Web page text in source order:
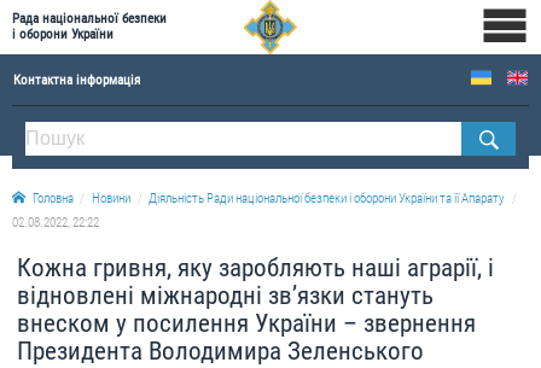
Рада національної безпеки
і оборони України
Контактна інформація
ПРО РНБОУ
Склад Ради національної безпеки і оборони України
Апарат Ради національної безпеки і оборони України
Історична довідка про діяльність Ради національної безпеки і оборони України
ОФІЦІЙНІ ДОКУМЕНТИ
Головна Новини
Діяльність Ради національної безпеки і оборони України та її Апарату
02.08.2022, 22:22
Кожна гривня, яку заробляють наші аграрії, і
відновлені міжнародні зв’язки стануть
внеском у посилення України – звернення
Президента Володимира Зеленського